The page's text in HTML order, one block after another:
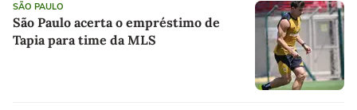
SÃO PAULO
São Paulo acerta o empréstimo de
Tapia para time da MLS